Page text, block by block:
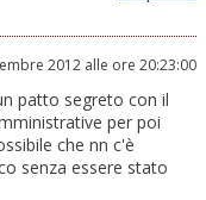
2012 alle ore 20:23:00
patto segreto con il
per poi
che nn c'è
senza essere stato